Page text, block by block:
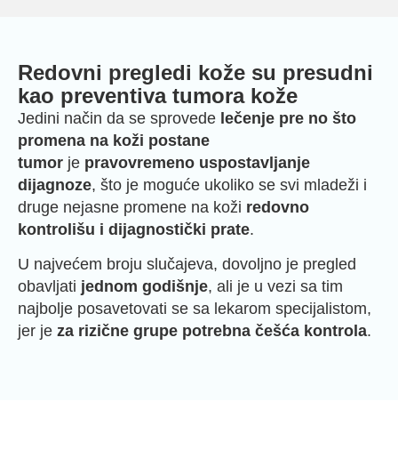
Redovni pregledi kože su presudni
kao preventiva tumora kože
Jedini način da se sprovede lečenje pre no što
promena na koži postane
tumor je pravovremeno uspostavljanje
dijagnoze, što je moguće ukoliko se svi mladeži i
druge nejasne promene na koži redovno
kontrolišu i dijagnostički prate.
U najvećem broju slučajeva, dovoljno je pregled
obavljati jednom godišnje, ali je u vezi sa tim
najbolje posavetovati se sa lekarom specijalistom,
jer je za rizične grupe potrebna češća kontrola.